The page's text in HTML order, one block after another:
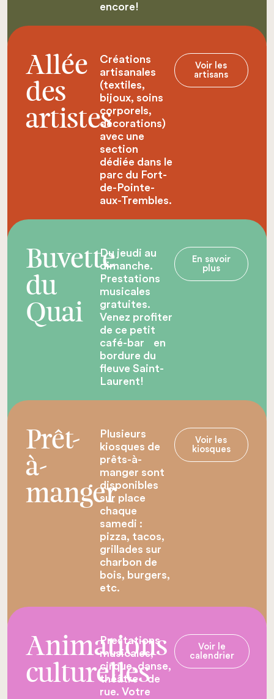
encore!
Allée
des
artistes
Créations
artisanales
(textiles,
bijoux, soins
corporels,
décorations)
avec une
section
dédiée dans le
parc du Fort-
de-Pointe-
aux-Trembles.
Voir les
artisans
Buvette
du
Quai
Du jeudi au
dimanche.
Prestations
musicales
gratuites.
Venez profiter
de ce petit
café-bar en
bordure du
fleuve Saint-
Laurent!
En savoir
plus
Prêt-
à-
manger
Plusieurs
kiosques de
prêts-à-
manger sont
disponibles
sur place
chaque
samedi :
pizza, tacos,
grillades sur
charbon de
bois, burgers,
etc.
Voir les
kiosques
Animations
culturelles
Prestations
musicales,
cirque, danse,
théâtre de
rue. Votre
Voir le
calendrier